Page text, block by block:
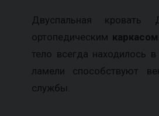
Двуспальная кровать
ортопедическим
тело всегда находилось
ламели способствуют
службы.